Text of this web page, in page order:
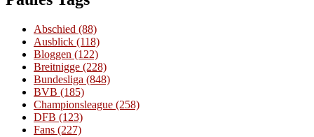
Abschied (88)
Ausblick (118)
Bloggen (122)
Breitnigge (228)
Bundesliga (848)
BVB (185)
Championsleague (258)
DFB (123)
Fans (227)